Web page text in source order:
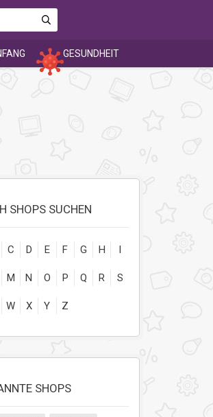
GESUNDHEIT
SHOPS SUCHEN
C D E F G H I
M N O P Q R S
W X Y Z
SHOPS